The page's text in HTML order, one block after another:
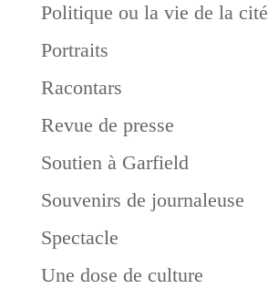
Politique ou la vie de la cité
Portraits
Racontars
Revue de presse
Soutien à Garfield
Souvenirs de journaleuse
Spectacle
Une dose de culture